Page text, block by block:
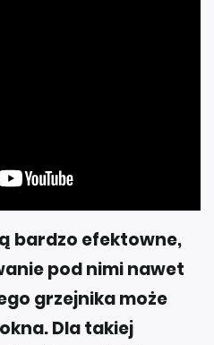
bardzo efektowne,
pod nimi nawet
grzejnika może
Dla takiej